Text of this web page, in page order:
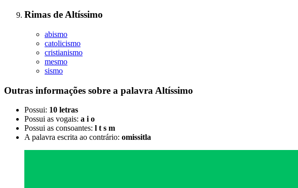
Rimas de Altíssimo
abismo
catolicismo
cristianismo
mesmo
sismo
Outras informações sobre a palavra Altíssimo
Possui: 10 letras
Possui as vogais: a i o
Possui as consoantes: l t s m
A palavra escrita ao contrário: omissitla